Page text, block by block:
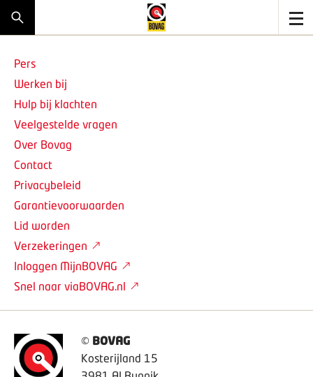
© BOVAG
Kosterijland 15
Pers
Werken bij
Hulp bij klachten
Veelgestelde vragen
Over Bovag
Contact
Privacybeleid
Garantievoorwaarden
Lid worden
Verzekeringen
Inloggen MijnBOVAG
Snel naar viaBOVAG.nl